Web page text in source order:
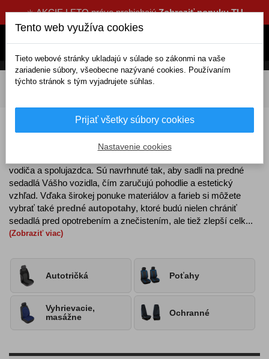
☀️ AKCIE LETO práve prebiehajúZobraziť ponuku TU
DOMOV Interiérové doplnky
Predné poťahy a tričká do auta
vodiča a spolujazdca. Sú navrhnuté tak, aby sadli na predné
sedadlá Vášho vozidla, čím zaručujú pohodlie a estetický
vzhľad. Vďaka širokej ponuke materiálov a farieb si môžete
vybrať také predné autopotahy, ktoré budú nielen chrániť
sedadlá pred opotrebením a znečistením, ale tiež zlepší celk...
(Zobraziť viac)
Autotričká Poťahy
Vyhrievacie,
masážne
Ochranné
Tento web využíva cookies
Tieto webové stránky ukladajú v súlade so zákonmi na vaše
zariadenie súbory, všeobecne nazývané cookies. Používaním
týchto stránok s tým vyjadrujete súhlas.
Prijať všetky súbory cookies
Nastavenie cookies